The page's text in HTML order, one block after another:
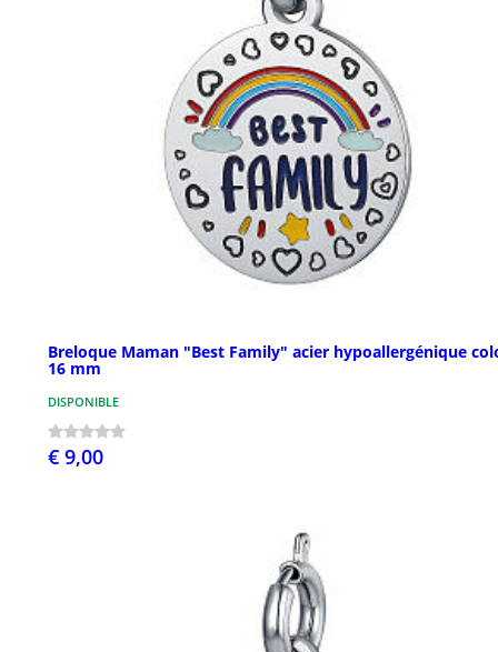
Breloque Maman "Best Family" acier hypoallergénique
16 mm
DISPONIBLE
€ 9,00